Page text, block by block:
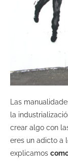
Las
la
crear algo con
eres un adicto a
explicamos